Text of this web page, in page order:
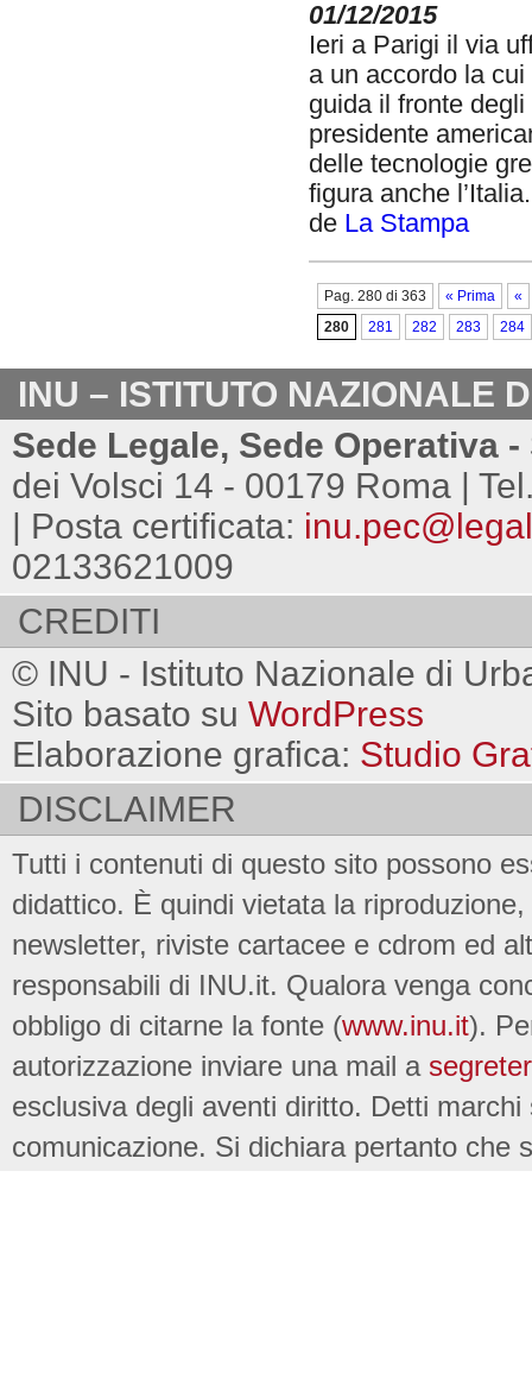
01/12/2015
Ieri a Parigi il via
a un accordo la
guida il fronte
presidente
delle tecnologie
figura anche
de La Stampa
Pag. 280 di 363 « Prima
«
280
281 282 283 284
INU – ISTITUTO NAZIONALE
Sede Legale, Sede Operativa
dei Volsci 14 - 00179 Roma |
| Posta certificata:
02133621009
CREDITI
© INU - Istituto Nazionale di
Sito basato su WordPress
Elaborazione grafica: Studio
DISCLAIMER
Tutti i contenuti di questo sito possono
didattico. È quindi vietata la
newsletter, riviste cartacee e cdrom ed
responsabili di INU.it. Qualora venga
obbligo di citarne la fonte (www.inu.it).
autorizzazione inviare una mail a
esclusiva degli aventi diritto. Detti
comunicazione. Si dichiara pertanto che